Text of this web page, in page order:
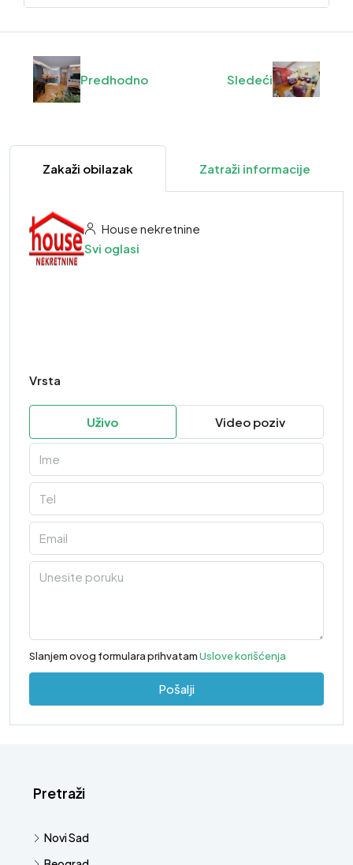
Predhodno Sledeći
Zakaži obilazak Zatraži informacije
House nekretnine
Svi oglasi
Vrsta
Uživo Video poziv
Slanjem ovog formulara prihvatamUslove korišćenja
Pošalji
Pretraži
Novi Sad